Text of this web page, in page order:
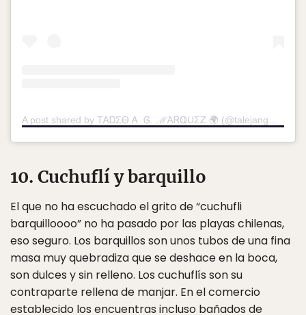
10. Cuchuflí y barquillo
El que no ha escuchado el grito de “cuchufli
barquilloooo” no ha pasado por las playas chilenas,
eso seguro. Los barquillos son unos tubos de una fina
masa muy quebradiza que se deshace en la boca,
son dulces y sin relleno. Los cuchuflís son su
contraparte rellena de manjar. En el comercio
establecido los encuentras incluso bañados de